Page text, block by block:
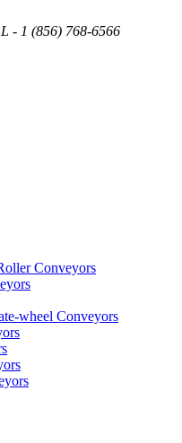
- 1 (856) 768-6566
Conveyors
wheel Conveyors